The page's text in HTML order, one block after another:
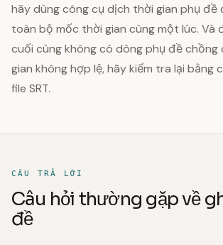
hãy dùng công cụ dịch thời gian phụ đề
toàn bộ mốc thời gian cùng một lúc. Và
cuối cùng không có dòng phụ đề chồng
gian không hợp lệ, hãy kiểm tra lại bằng
file SRT.
CÂU TRẢ LỜI
Câu hỏi thường gặp về
đề